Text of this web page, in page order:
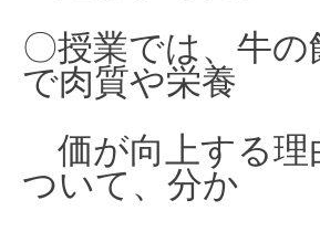
〇授業では、牛
で肉質や栄養
価が向上する理
ついて、分か